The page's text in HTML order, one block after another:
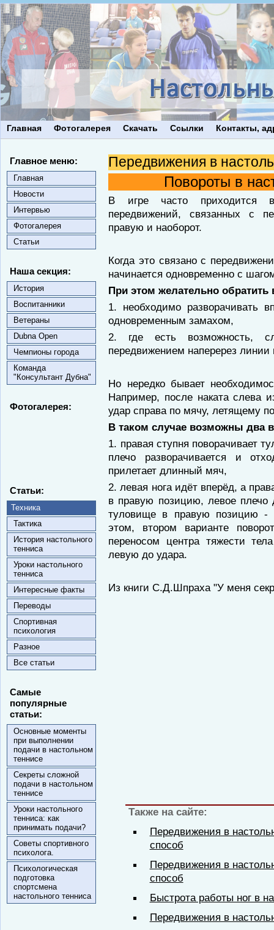
Главная Фотогалерея Скачать Ссылки Контакты,
Главное меню:
Главная
Новости
Интервью
Фотогалерея
Статьи
Наша секция:
История
Воспитанники
Ветераны
Dubna Open
Чемпионы города
Команда
"Консультант Дубна"
Фотогалерея:
Статьи:
Техника
Тактика
История настольного
тенниса
Уроки настольного
тенниса
Интересные факты
Переводы
Спортивная
психология
Разное
Все статьи
Самые
популярные
статьи:
Основные моменты
при выполнении
подачи в настольном
теннисе
Секреты сложной
подачи в настольном
теннисе
Уроки настольного
тенниса: как
принимать подачи?
Советы спортивного
психолога.
Психологическая
подготовка
спортсмена
настольного тенниса
Передвижения в
Повороты в
В игре часто приходится
передвижений, связанных с
правую и наоборот.
Когда это связано с
начинается одновременно с
При этом желательно
1. необходимо разворачивать
одновременным замахом,
2. где есть возможность,
передвижением наперерез линии
Но нередко бывает
Например, после наката слева
удар справа по мячу, летящему
В таком случае возможны два
1. правая ступня поворачивает
плечо разворачивается и
прилетает длинный мяч,
2. левая нога идёт вперёд, а
в правую позицию, левое плечо
туловище в правую позицию -
этом, втором варианте
переносом центра тяжести
левую до удара.
Из книги С.Д.Шпраха "У меня
Также на сайте:
Передвижения в
способ
Передвижения в
способ
Быстрота работы ног в
Передвижения в